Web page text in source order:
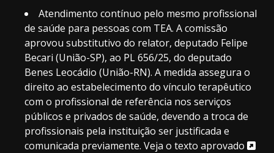
Atendimento contínuo pelo mesmo profissional
de saúde para pessoas com TEA. A comissão
aprovou substitutivo do relator, deputado Felipe
Becari (União-SP), ao PL 656/25, do deputado
Benes Leocádio (União-RN). A medida assegura o
direito ao estabelecimento do vínculo terapêutico
com o profissional de referência nos serviços
públicos e privados de saúde, devendo a troca de
profissionais pela instituição ser justificada e
comunicada previamente. Veja o texto aprovado